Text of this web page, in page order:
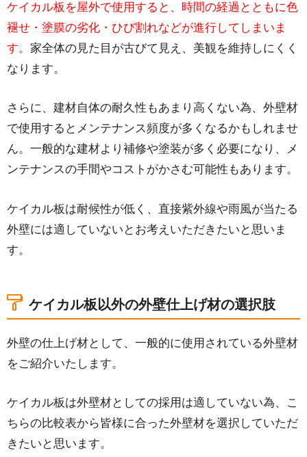
ケイカル板を屋外で使用すると、時間の経過とともに色
褪せ・塗膜の劣化・ひび割れなどが進行してしまいま
す。 家全体の見た目が古びて見え、美観を維持しにくく
なります。
さらに、建材自体の耐久性もあまり高くない為、外壁材
で使用するとメンテナンス頻度が多くなるかもしれませ
ん。一般的な建材より補修や塗装が多く必要になり、メ
ンテナンスの手間やコストがかさむ可能性もあります。
ケイカル板は耐候性が低く、直接紫外線や雨風が当たる
外壁には適していないとお考えいただきたいと思いま
す。
ケイカル板以外の外壁仕上げ材の選択肢
外壁の仕上げ材として、一般的に使用されている外壁材
をご紹介いたします。
ケイカル板は外壁材としての採用は適していない為、こ
ちらの比較表から皆様に合った外壁材を選択していただ
きたいと思います。